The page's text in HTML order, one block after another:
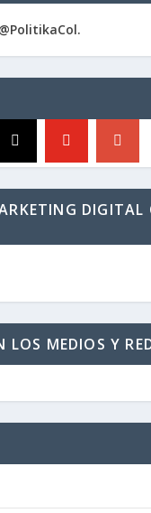
DIGITAL
LOS MEDIOS Y